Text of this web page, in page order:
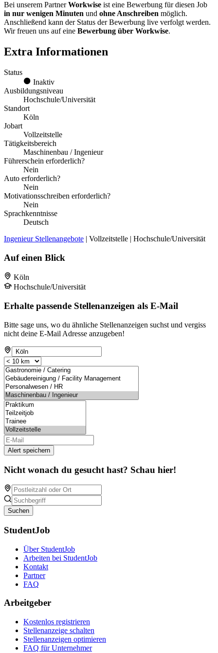
Bei unserem PartnerWorkwise ist eine Bewerbung für diesen Job
in nur wenigen Minuten und ohne Anschreiben möglich.
Anschließend kann der Status der Bewerbung live verfolgt werden.
Wir freuen uns auf eine Bewerbung über Workwise.
Extra Informationen
Status
Inaktiv
Ausbildungsniveau
Hochschule/Universität
Standort
Köln
Jobart
Vollzeitstelle
Tätigkeitsbereich
Maschinenbau / Ingenieur
Führerschein erforderlich?
Nein
Auto erforderlich?
Nein
Motivationsschreiben erforderlich?
Nein
Sprachkenntnisse
Deutsch
Ingenieur Stellenangebote | Vollzeitstelle | Hochschule/Universität
Auf einen Blick
Köln
Hochschule/Universität
Erhalte passende Stellenanzeigen als E-Mail
Bitte sage uns, wo du ähnliche Stellenanzeigen suchst und vergiss
nicht deine E-Mail Adresse anzugeben!
Alert speichern
Nicht wonach du gesucht hast? Schau hier!
Suchen
StudentJob
Über StudentJob
Arbeiten bei StudentJob
Kontakt
Partner
FAQ
Arbeitgeber
Kostenlos registrieren
Stellenanzeige schalten
Stellenanzeigen optimieren
FAQ für Unternehmer